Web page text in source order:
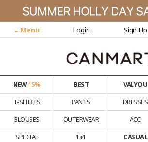
≡ Menu Login Sign Up
NEW15% BEST VALYOU
T-SHIRTS
PANTS DRESSES
BLOUSES
OUTERWEAR ACC
SPECIAL
1+1 CASUAL